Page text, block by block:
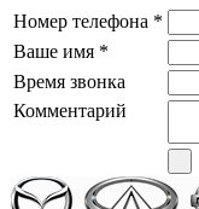
Номер телефона *
Ваше имя *
Время звонка
Комментарий